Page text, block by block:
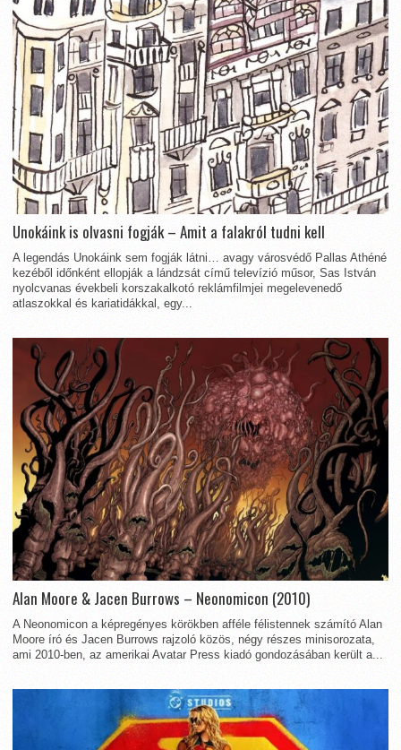
Unokáink is olvasni fogják – Amit a falakról tudni kell
A legendás Unokáink sem fogják látni… avagy városvédő Pallas Athéné
kezéből időnként ellopják a lándzsát című televízió műsor, Sas István
nyolcvanas évekbeli korszakalkotó reklámfilmjei megelevenedő
atlaszokkal és kariatidákkal, egy...
Alan Moore & Jacen Burrows – Neonomicon (2010)
A Neonomicon a képregényes körökben afféle félistennek számító Alan
Moore író és Jacen Burrows rajzoló közös, négy részes minisorozata,
ami 2010-ben, az amerikai Avatar Press kiadó gondozásában került a...